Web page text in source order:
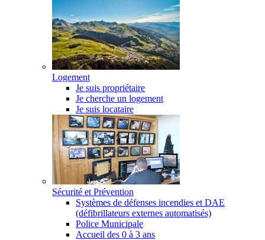
Logement
Je suis propriétaire
Je cherche un logement
Je suis locataire
Sécurité et Prévention
Systèmes de défenses incendies et DAE
(défibrillateurs externes automatisés)
Police Municipale
Accueil des 0 à 3 ans